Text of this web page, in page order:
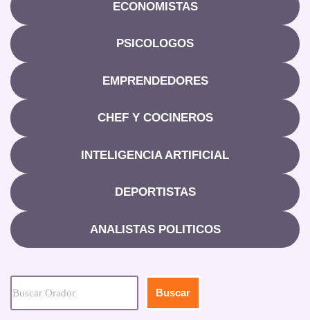
ECONOMISTAS
PSICOLOGOS
EMPRENDEDORES
CHEF Y COCINEROS
INTELIGENCIA ARTIFICIAL
DEPORTISTAS
ANALISTAS POLITICOS
Buscar